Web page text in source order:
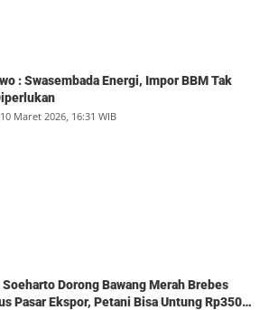
: Swasembada Energi, Impor BBM Tak
Maret 2026, 16:31 WIB
Dorong Bawang Merah Brebes
Pasar Ekspor, Petani Bisa Untung Rp350